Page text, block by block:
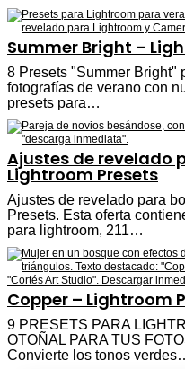
Summer Bright –
8 Presets "Summer Bright"
fotografías de verano con
presets para…
Ajustes de revelado
Lightroom Presets
Ajustes de revelado para
Presets. Esta oferta
para lightroom, 211…
Copper – Lightroom
9 PRESETS PARA
OTOÑAL PARA TUS
Convierte los tonos